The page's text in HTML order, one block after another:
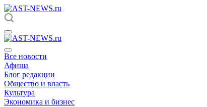
Все новости
Афиша
Блог редакции
Общество и власть
Культура
Экономика и бизнес